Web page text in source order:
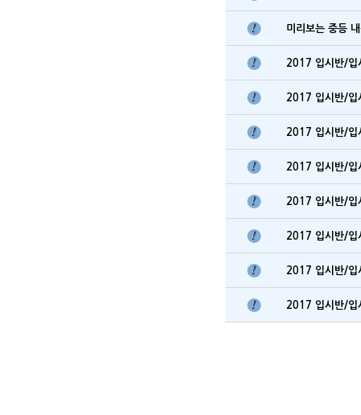
미리보는 중등
2017 입시반/입
2017 입시반/입
2017 입시반/입
2017 입시반/입
2017 입시반/입
2017 입시반/입
2017 입시반/입
2017 입시반/입